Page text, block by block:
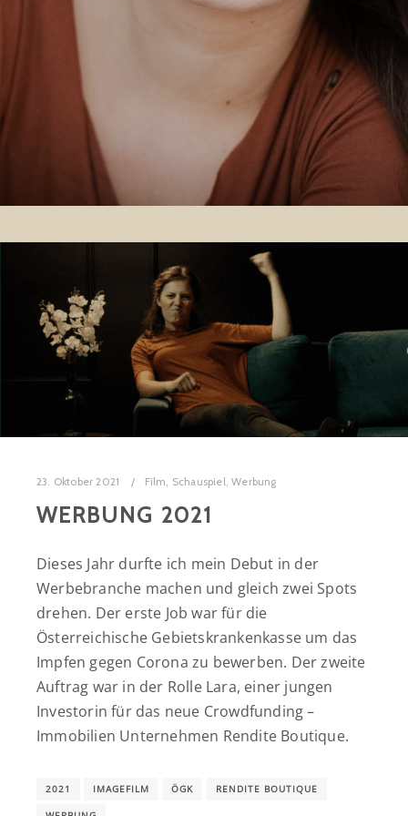
23. Oktober 2021 Film, Schauspiel,Werbung
WERBUNG 2021
Dieses Jahr durfte ich mein Debut in der
Werbebranche machen und gleich zwei Spots
drehen. Der erste Job war für die
Österreichische Gebietskrankenkasse um das
Impfen gegen Corona zu bewerben. Der zweite
Auftrag war in der Rolle Lara, einer jungen
Investorin für das neue Crowdfunding –
Immobilien Unternehmen Rendite Boutique.
2021 IMAGEFILM ÖGK RENDITE BOUTIQUE